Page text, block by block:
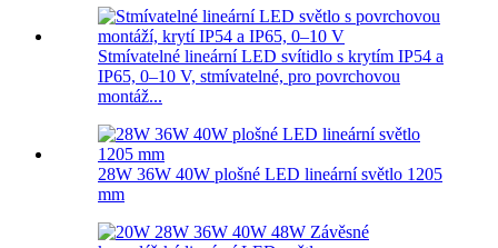
Stmívatelné lineární LED svítidlo s krytím IP54 a
IP65, 0–10 V, stmívatelné, pro povrchovou
montáž...
28W 36W 40W plošné LED lineární světlo 1205
mm